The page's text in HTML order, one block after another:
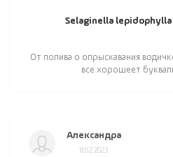
Selaginella lepidophylla
От полива о опрыскавания
все хорошеет
Александра
10.12.2023